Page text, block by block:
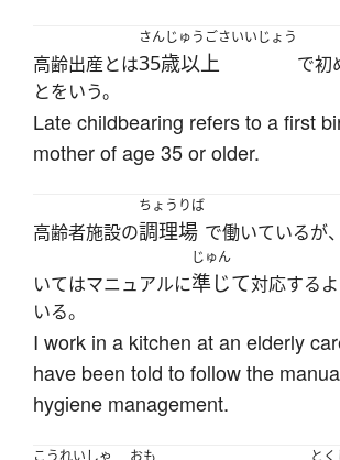
高齢出産とは
さんじゅうごさいいじょう
35歳以上
で初
とをいう。
Late childbearing refers to a first
mother of age 35 or older.
高齢者施設の
ちょうりば
調理場 で働いているが
いてはマニュアルに
じゅん
準じて対応する
いる。
I work in a kitchen at an elderly
have been told to follow the
hygiene management.
こうれいしゃ
おも と